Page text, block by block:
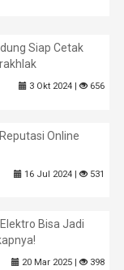
Siap Cetak
3 Okt 2024 | 656
Online
16 Jul 2024 | 531
Bisa Jadi
20 Mar 2025 | 398